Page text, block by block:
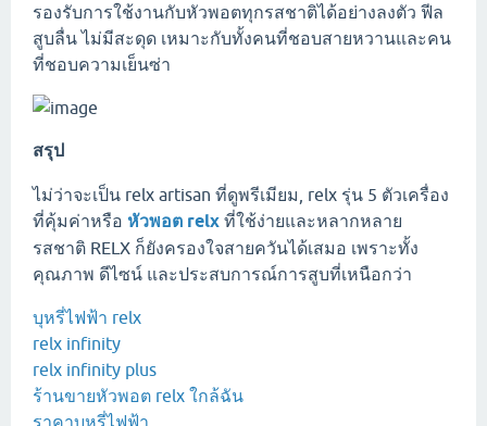
รองรับการใช้งานกับหัวพอตทุกรสชาติได้อย่างลงตัว ฟีล
สูบลื่น ไม่มีสะดุด เหมาะกับทั้งคนที่ชอบสายหวานและคน
ที่ชอบความเย็นซ่า
สรุป
ไม่ว่าจะเป็น relx artisan ที่ดูพรีเมียม, relx รุ่น 5 ตัวเครื่อง
ที่คุ้มค่าหรือ หัวพอต relx ที่ใช้ง่ายและหลากหลาย
รสชาติ RELX ก็ยังครองใจสายควันได้เสมอ เพราะทั้ง
คุณภาพ ดีไซน์ และประสบการณ์การสูบที่เหนือกว่า
บุหรี่ไฟฟ้า relx
relx infinity
relx infinity plus
ร้านขายหัวพอต relx ใกล้ฉัน